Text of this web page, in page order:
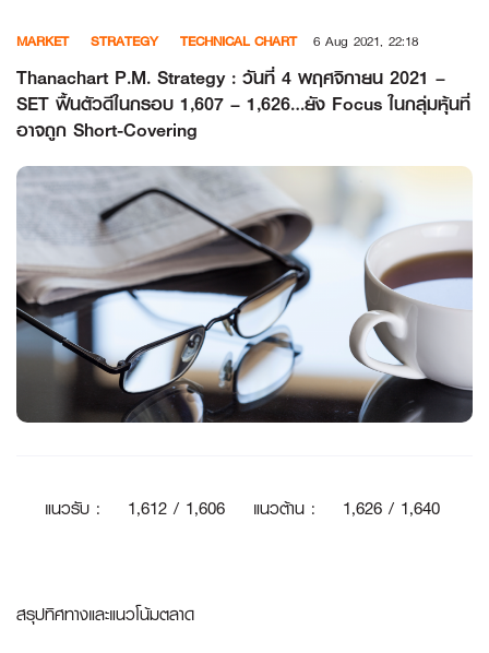
content
MARKET STRATEGY TECHNICAL CHART 6 Aug 2021, 22:18
Thanachart P.M. Strategy : วันที่ 4 พฤศจิกายน 2021 –
SET ฟื้นตัวดีในกรอบ 1,607 – 1,626…ยัง Focus ในกลุ่มหุ้นที่
อาจถูก Short-Covering
แนวรับ: 1,612 / 1,606 แนวต้าน : 1,626 / 1,640
สรุปทิศทางและแนวโน้มตลาด